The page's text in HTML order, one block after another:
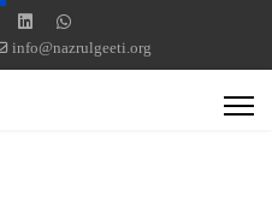
info@nazrulgeeti.org